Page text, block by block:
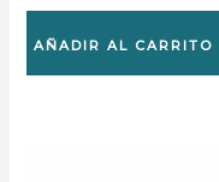
AÑADIR AL CARRITO